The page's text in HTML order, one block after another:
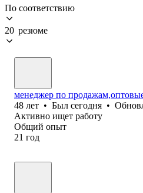
По соответствию
20 резюме
менеджер по
48 лет • Был сегодня •
Активно ищет работу
Общий опыт
21 год